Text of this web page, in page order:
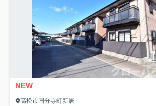
NEW
高松市国分寺町新居